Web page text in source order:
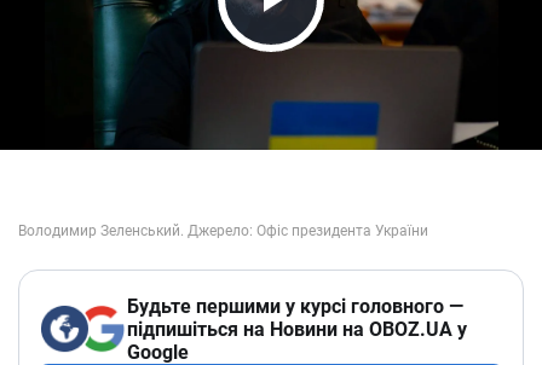
Play Video
Будьте першими у курсі головного —
підпишіться на Новини на OBOZ.UA у
Google